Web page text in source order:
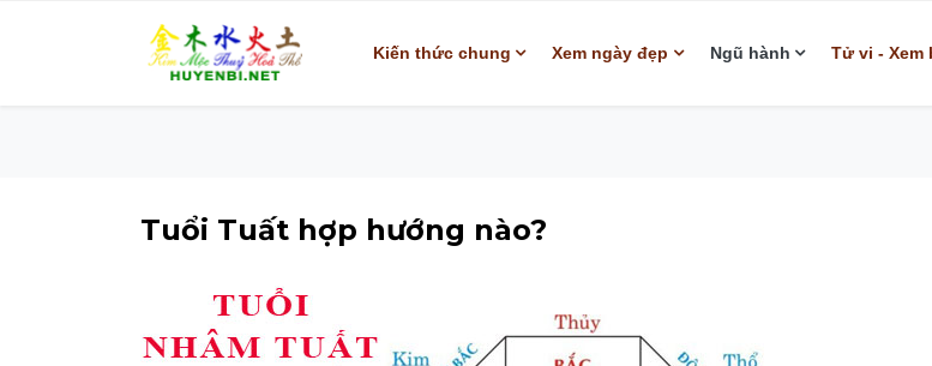
Kiến thức chung Xem ngày đẹp Ngũ hành Tử vi - Xem
Tuổi Tuất hợp hướng nào?